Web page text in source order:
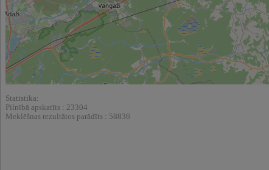
Statistika:
Pilnībā apskatīts : 23304
Meklēšnas rezultātos parādīts : 58836